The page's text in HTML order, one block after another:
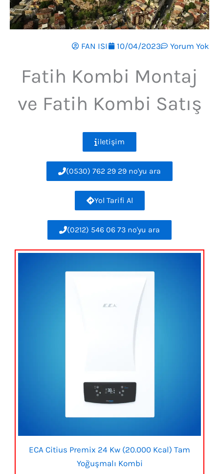
FAN ISI 10/04/2023 Yorum Yok
Fatih Kombi Montaj
ve Fatih Kombi Satış
iletişim
(0530) 762 29 29 no'yu ara
Yol Tarifi Al
(0212) 546 06 73 no'yu ara
ECA Citius Premix 24 Kw (20.000 Kcal) Tam
Yoğuşmalı Kombi